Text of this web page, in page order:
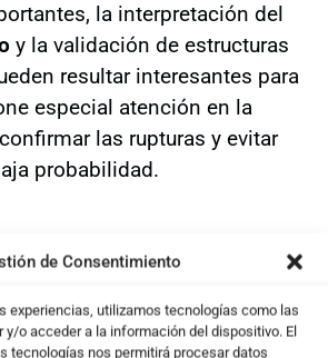
de Consentimiento
experiencias, utilizamos tecnologías como las
o acceder a la información del dispositivo. El
tecnologías nos permitirá procesar datos
la interpretación del
y la validación de estructuras
resultar interesantes para
especial atención en la
las rupturas y evitar
probabilidad.
...